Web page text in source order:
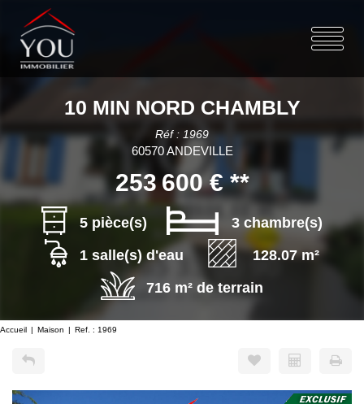
10 MIN NORD CHAMBLY
Réf : 1969
60570 ANDEVILLE
253 600 €**
5 pièce(s)
3 chambre(s)
1 salle(s) d'eau
128.07 m²
716 m² de terrain
Accueil Maison Ref. : 1969